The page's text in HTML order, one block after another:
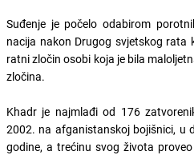
Suđenje je počelo odabirom
nacija nakon Drugog svjetskog rata
ratni zločin osobi koja je bila
zločina.
Khadr je najmlađi od 176
2002. na afganistanskoj bojišnici, u
godine, a trećinu svog života